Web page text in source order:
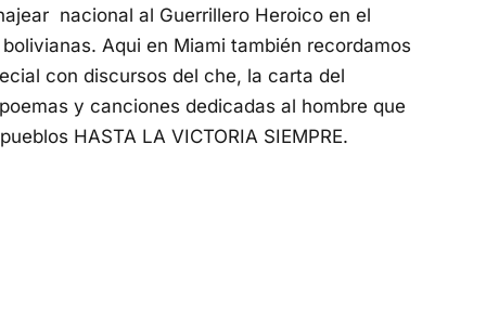
disminuir
nacional al Guerrillero Heroico en el
Aqui en Miami también recordamos
con discursos del che, la carta del
y canciones dedicadas al hombre que
HASTA LA VICTORIA SIEMPRE.